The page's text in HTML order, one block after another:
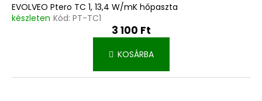
EVOLVEO Ptero TC 1, 13,4 W/mK hőpaszta
készleten Kód: PT-TC1
3 100 Ft
KOSÁRBA